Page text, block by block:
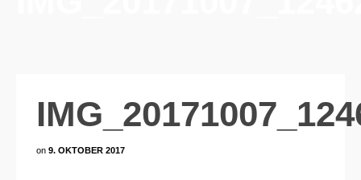
on 9. OKTOBER 2017